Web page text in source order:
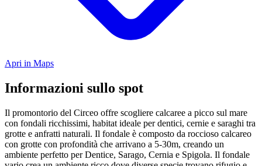
Apri in Maps
Informazioni sullo spot
Il promontorio del Circeo offre scogliere calcaree a picco sul mare
con fondali ricchissimi, habitat ideale per dentici, cernie e saraghi tra
grotte e anfratti naturali. Il fondale è composto da roccioso calcareo
con grotte con profondità che arrivano a 5-30m, creando un
ambiente perfetto per Dentice, Sarago, Cernia e Spigola. Il fondale